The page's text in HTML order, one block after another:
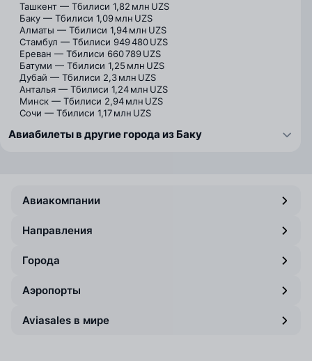
Ташкент — Тбилиси 1,82 млн UZS
Баку — Тбилиси 1,09 млн UZS
Алматы — Тбилиси 1,94 млн UZS
Стамбул — Тбилиси 949 480 UZS
Ереван — Тбилиси 660 789 UZS
Батуми — Тбилиси 1,25 млн UZS
Дубай — Тбилиси 2,3 млн UZS
Анталья — Тбилиси 1,24 млн UZS
Минск — Тбилиси 2,94 млн UZS
Сочи — Тбилиси 1,17 млн UZS
Авиабилеты в другие города из Баку
Авиакомпании
Направления
Города
Аэропорты
Aviasales в мире